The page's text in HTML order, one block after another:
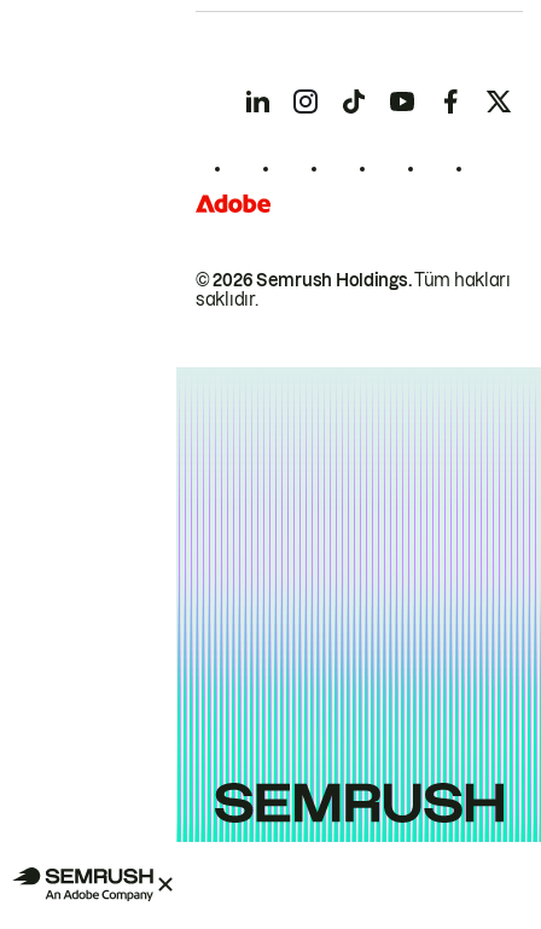
© 2026 Semrush Holdings.Tüm hakları
saklıdır.